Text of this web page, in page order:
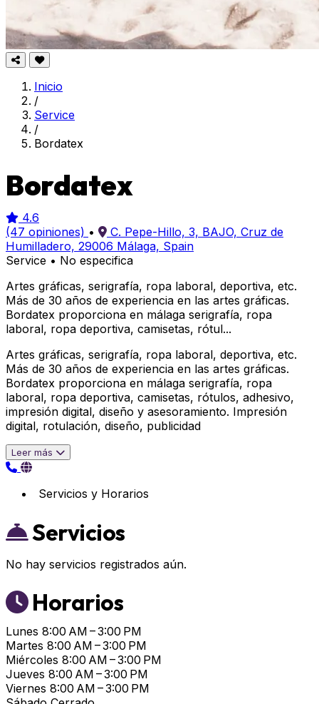
Inicio
/
Service
/
Bordatex
Bordatex
4.6
(47 opiniones) •
C. Pepe-Hillo, 3, BAJO, Cruz de
Humilladero, 29006 Málaga, Spain
Service • No especifica
Artes gráficas, serigrafía, ropa laboral, deportiva, etc.
Más de 30 años de experiencia en las artes gráficas.
Bordatex proporciona en málaga serigrafía, ropa
laboral, ropa deportiva, camisetas, rótul...
Artes gráficas, serigrafía, ropa laboral, deportiva, etc.
Más de 30 años de experiencia en las artes gráficas.
Bordatex proporciona en málaga serigrafía, ropa
laboral, ropa deportiva, camisetas, rótulos, adhesivo,
impresión digital, diseño y asesoramiento. Impresión
digital, rotulación, diseño, publicidad
Leer más
Servicios y Horarios
Servicios
No hay servicios registrados aún.
Horarios
Lunes 8:00 AM – 3:00 PM
Martes 8:00 AM – 3:00 PM
Miércoles 8:00 AM – 3:00 PM
Jueves 8:00 AM – 3:00 PM
Viernes 8:00 AM – 3:00 PM